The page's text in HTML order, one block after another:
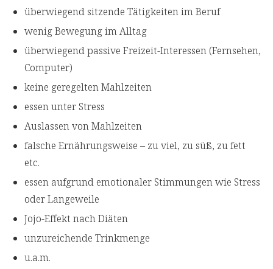
überwiegend sitzende Tätigkeiten im Beruf
wenig Bewegung im Alltag
überwiegend passive Freizeit-Interessen (Fernsehen,
Computer)
keine geregelten Mahlzeiten
essen unter Stress
Auslassen von Mahlzeiten
falsche Ernährungsweise – zu viel, zu süß, zu fett
etc.
essen aufgrund emotionaler Stimmungen wie Stress
oder Langeweile
Jojo-Effekt nach Diäten
unzureichende Trinkmenge
u.a.m.